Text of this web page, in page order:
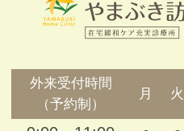
外来受付時間
（予約制）
月 火